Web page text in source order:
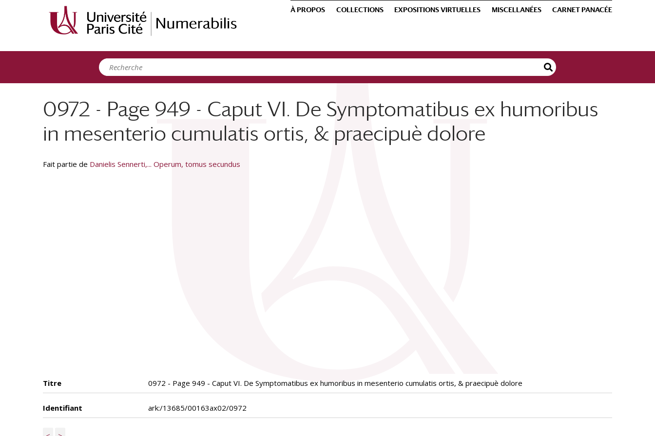
À PROPOS COLLECTIONS EXPOSITIONS VIRTUELLES MISCELLANÉES CARNET PANACÉE
0972 - Page 949 - Caput VI. De Symptomatibus ex humoribus
in mesenterio cumulatis ortis, & praecipuè dolore
Fait partie de Danielis Sennerti,... Operum, tomus secundus
Titre 0972 - Page 949 - Caput VI. De Symptomatibus ex humoribus in mesenterio cumulatis ortis, & praecipuè dolore
Identifiant ark:/13685/00163ax02/0972
Panneau de gestion des cookies